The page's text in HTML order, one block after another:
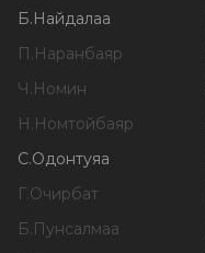
Б.Найдалаа
П.Наранбаяр
Ч.Номин
Н.Номтойбаяр
С.Одонтуяа
Г.Очирбат
Б.Пунсалмаа